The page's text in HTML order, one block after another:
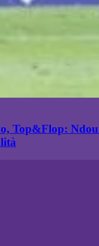
Top&Flop: